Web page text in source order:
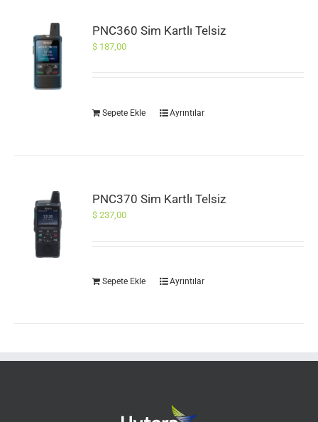
PNC360 Sim Kartlı Telsiz
$ 187,00
Sepete Ekle Ayrıntılar
PNC370 Sim Kartlı Telsiz
$ 237,00
Sepete Ekle Ayrıntılar